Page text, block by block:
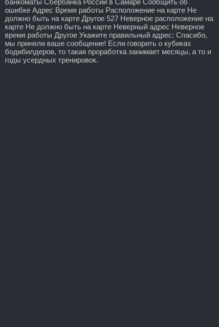
ошибке Адрес Время работы Расположение на карте Не
должно быть на карте Другое 527 Неверное расположение на
карте Не должно быть на карте Неверный адрес Неверное
время работы Другое Укажите правильный адрес: Спасибо,
мы приняли ваше сообщение! Если говорить о кубиках
бодибилдеров, то такая проработка занимает месяцы, а то и
годы усердных тренировок.